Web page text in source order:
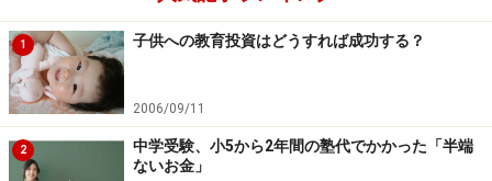
テキストなどを活用して家庭内学習ができるもの？それ
とも、水泳や体操など、外部でないとできないもの？
5. 専門家のデータも見てみよう
どうしても進ませたい分野がある場合は、専門家の分析
データなども見るといいでしょう。
1 子供への教育投資はどうすれば成功する？
2006/09/11
2
中学受験、小5から2年間の塾代でかかった「半端
ないお金」